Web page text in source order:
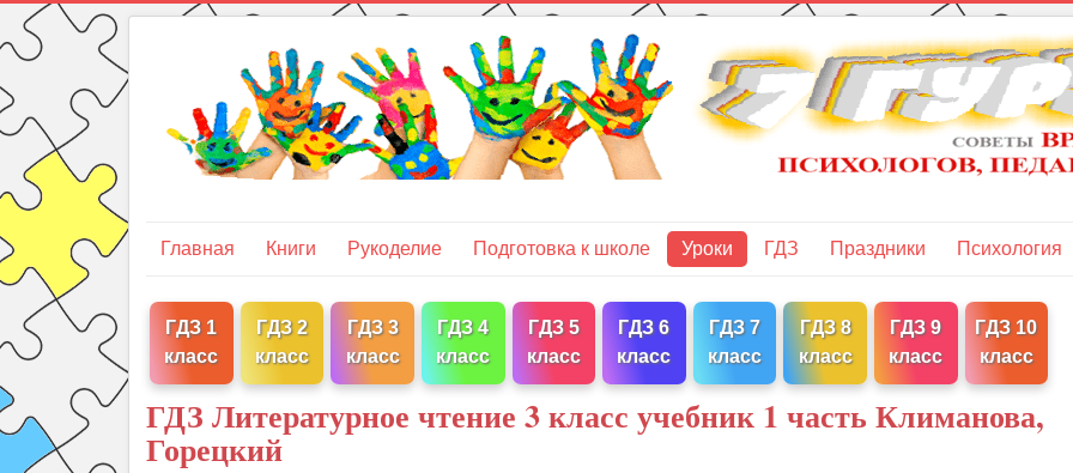
Главная Книги Рукоделие Подготовка к школе Уроки ГДЗ Праздники Психология
ГДЗ 1
класс
ГДЗ 2
класс
ГДЗ 3
класс
ГДЗ 4
класс
ГДЗ 5
класс
ГДЗ 6
класс
ГДЗ 7
класс
ГДЗ 8
класс
ГДЗ 9
класс
ГДЗ 10
класс
ГДЗ Литературное чтение 3 класс учебник 1 часть Климанова,
Горецкий